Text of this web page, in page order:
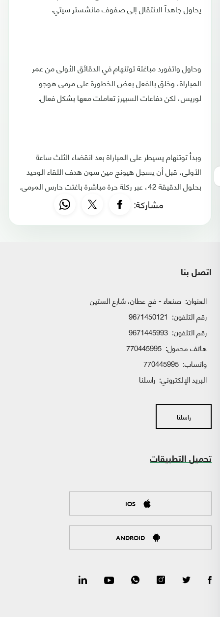
يحاول جاهداً الانتقال إلى صفوف مانشستر سيتي.
وحاول واتفورد مباغتة توتنهام في الدقائق الأولى من عمر
المباراة، وخلق بالفعل بعض الخطورة على مرمى هوجو
لوريس، لكن دفاعات السبيرز تعاملت معها بشكل فعال.
وبدأ توتنهام يسيطر على المباراة بعد انقضاء الثلث ساعة
الأولى، قبل أن يسجل هيونج مين سون هدف اللقاء الوحيد
بحلول الدقيقة 42، عبر ركلة حرة مباشرة باغتت حارس المرمى.
مشاركة:
اتصل بنا
العنوان: صنعاء - فج عطان، شارع الستين
رقم التلفون: 9671450121
رقم التلفون: 9671445993
هاتف محمول: 770445995
واتساب:
البريد الإلكتروني: راسلنا
راسلنا
تحميل التطبيقات
IOS
ANDROID